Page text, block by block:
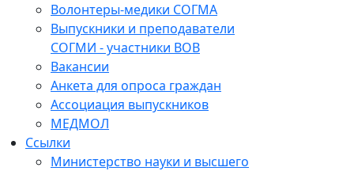
Волонтеры-медики СОГМА
Выпускники и преподаватели
СОГМИ - участники ВОВ
Вакансии
Анкета для опроса граждан
Ассоциация выпускников
МЕДМОЛ
Ссылки
Министерство науки и высшего